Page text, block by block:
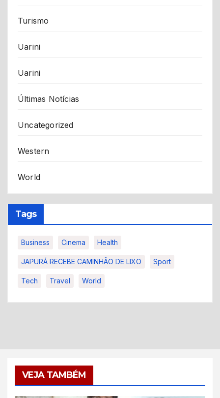
Turismo
Uarini
Uarini
Últimas Notícias
Uncategorized
Western
World
Tags
Business Cinema Health
JAPURÁ RECEBE CAMINHÃO DE LIXO Sport
Tech Travel World
VEJA TAMBÉM